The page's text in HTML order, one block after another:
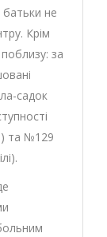
батьки не
Крім
за
садок
та №129